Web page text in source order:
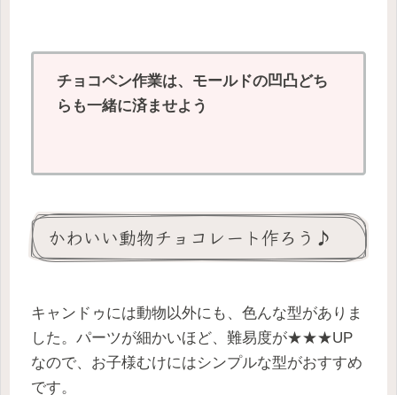
チョコペン作業は、モールドの凹凸どち
らも一緒に済ませよう
かわいい動物チョコレート作ろう♪
キャンドゥには動物以外にも、色んな型がありま
した。パーツが細かいほど、難易度が★★★UP
なので、お子様むけにはシンプルな型がおすすめ
です。